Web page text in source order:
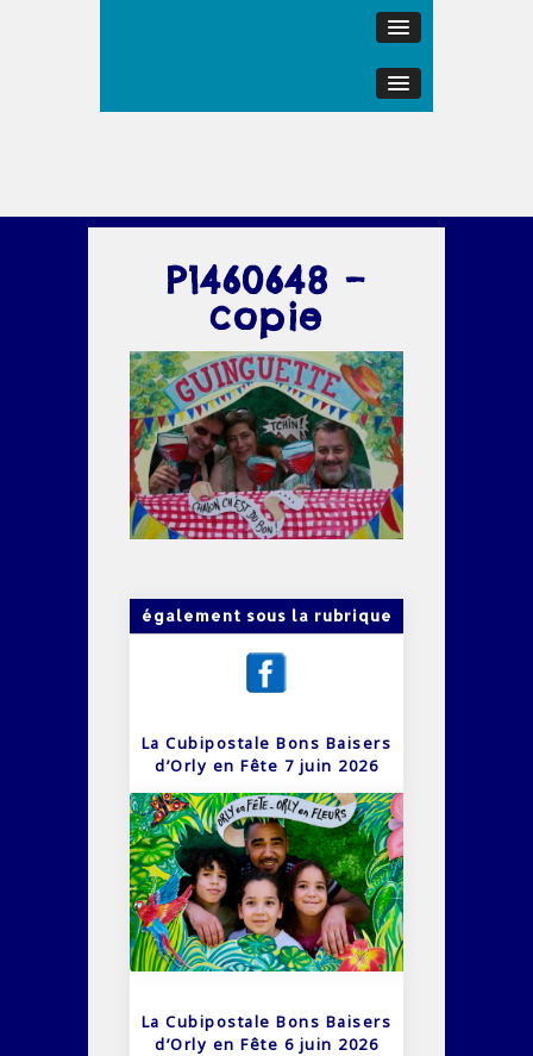
P1460648 –
copie
également sous la rubrique
La Cubipostale Bons Baisers
d’Orly en Fête 7 juin 2026
La Cubipostale Bons Baisers
d’Orly en Fête 6 juin 2026